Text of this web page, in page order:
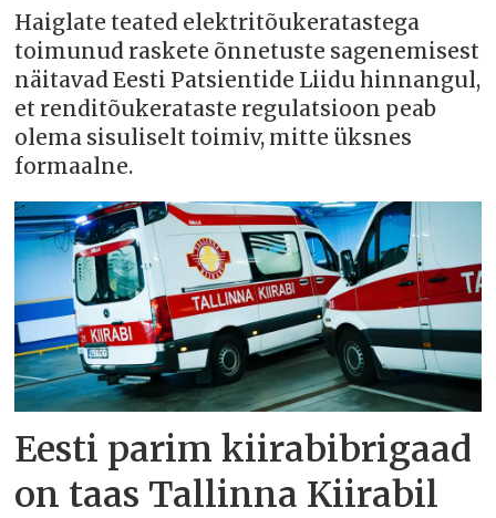
Haiglate teated elektritõukeratastega
toimunud raskete õnnetuste sagenemisest
näitavad Eesti Patsientide Liidu hinnangul,
et renditõukerataste regulatsioon peab
olema sisuliselt toimiv, mitte üksnes
formaalne.
Eesti parim kiirabibrigaad
on taas Tallinna Kiirabil